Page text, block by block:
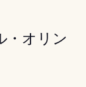
・オリン